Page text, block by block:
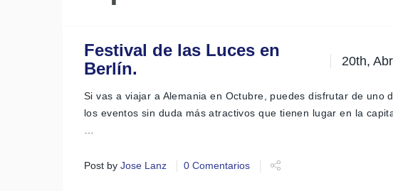
Festival de las Luces en
Berlín.
20th, Abr
Si vas a viajar a Alemania en Octubre, puedes disfrutar de uno
los eventos sin duda más atractivos que tienen lugar en la
Post by Jose Lanz 0 Comentarios